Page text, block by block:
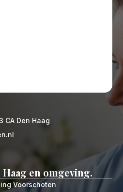
CA Den Haag
en omgeving.
Voorschoten